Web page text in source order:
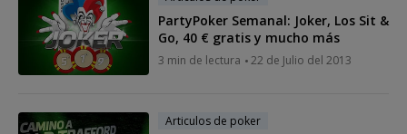
PartyPoker Semanal: Joker, Los Sit &
Go, 40 € gratis y mucho más
3 min de lectura 22 de Julio del 2013
Articulos de poker